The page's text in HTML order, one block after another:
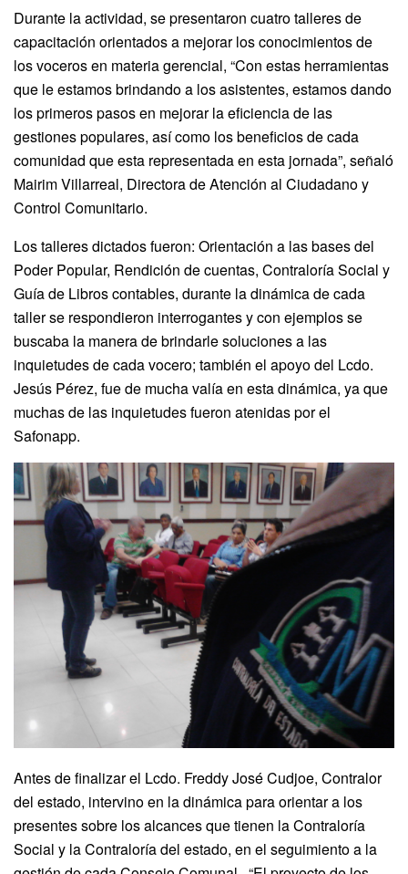
Durante la actividad, se presentaron cuatro talleres de
capacitación orientados a mejorar los conocimientos de
los voceros en materia gerencial, “Con estas herramientas
que le estamos brindando a los asistentes, estamos dando
los primeros pasos en mejorar la eficiencia de las
gestiones populares, así como los beneficios de cada
comunidad que esta representada en esta jornada”, señaló
Mairim Villarreal, Directora de Atención al Ciudadano y
Control Comunitario.
Los talleres dictados fueron: Orientación a las bases del
Poder Popular, Rendición de cuentas, Contraloría Social y
Guía de Libros contables, durante la dinámica de cada
taller se respondieron interrogantes y con ejemplos se
buscaba la manera de brindarle soluciones a las
inquietudes de cada vocero; también el apoyo del Lcdo.
Jesús Pérez, fue de mucha valía en esta dinámica, ya que
muchas de las inquietudes fueron atenidas por el
Safonapp.
Antes de finalizar el Lcdo. Freddy José Cudjoe, Contralor
del estado, intervino en la dinámica para orientar a los
presentes sobre los alcances que tienen la Contraloría
Social y la Contraloría del estado, en el seguimiento a la